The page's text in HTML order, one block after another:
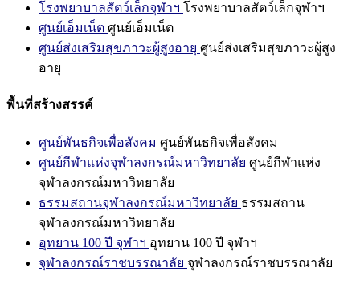
โรงพยาบาลสัตว์เล็กจุฬาฯ โรงพยาบาลสัตว์เล็กจุฬาฯ
ศูนย์เอ็มเน็ต ศูนย์เอ็มเน็ต
ศูนย์ส่งเสริมสุขภาวะผู้สูงอายุ ศูนย์ส่งเสริมสุขภาวะผู้สูง
อายุ
พื้นที่สร้างสรรค์
ศูนย์พันธกิจเพื่อสังคม ศูนย์พันธกิจเพื่อสังคม
ศูนย์กีฬาแห่งจุฬาลงกรณ์มหาวิทยาลัย ศูนย์กีฬาแห่ง
จุฬาลงกรณ์มหาวิทยาลัย
ธรรมสถานจุฬาลงกรณ์มหาวิทยาลัย ธรรมสถาน
จุฬาลงกรณ์มหาวิทยาลัย
อุทยาน 100 ปี จุฬาฯ อุทยาน 100 ปี จุฬาฯ
จุฬาลงกรณ์ราชบรรณาลัย จุฬาลงกรณ์ราชบรรณาลัย